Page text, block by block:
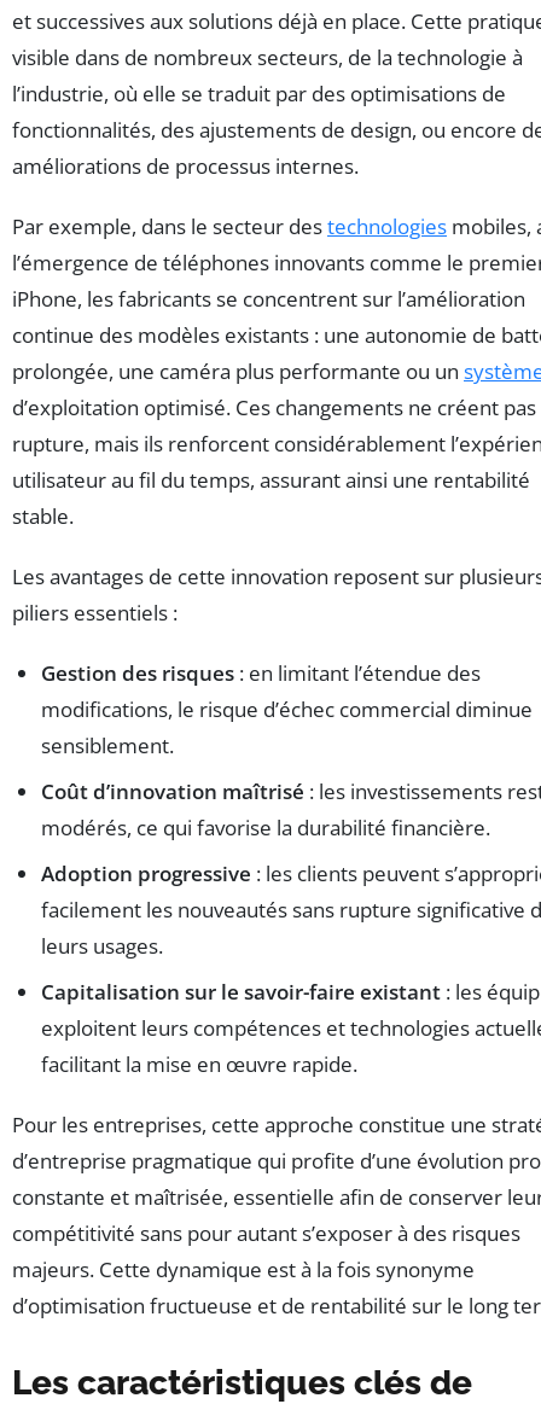
et successives aux solutions déjà en place. Cette
visible dans de nombreux secteurs, de la technologie à
l’industrie, où elle se traduit par des optimisations de
fonctionnalités, des ajustements de design, ou encore
améliorations de processus internes.
Par exemple, dans le secteur destechnologies mobiles,
l’émergence de téléphones innovants comme le
iPhone, les fabricants se concentrent sur l’amélioration
continue des modèles existants : une autonomie de
prolongée, une caméra plus performante ou un
d’exploitation optimisé. Ces changements ne créent
rupture, mais ils renforcent considérablement
utilisateur au fil du temps, assurant ainsi une rentabilité
stable.
Les avantages de cette innovation reposent sur
piliers essentiels :
Gestion des risques : en limitant l’étendue des
modifications, le risque d’échec commercial diminue
sensiblement.
Coût d’innovation maîtrisé : les investissements
modérés, ce qui favorise la durabilité financière.
Adoption progressive : les clients peuvent
facilement les nouveautés sans rupture significative
leurs usages.
Capitalisation sur le savoir-faire existant : les
exploitent leurs compétences et technologies
facilitant la mise en œuvre rapide.
Pour les entreprises, cette approche constitue une
d’entreprise pragmatique qui profite d’une évolution
constante et maîtrisée, essentielle afin de conserver
compétitivité sans pour autant s’exposer à des risques
majeurs. Cette dynamique est à la fois synonyme
d’optimisation fructueuse et de rentabilité sur le long
Les caractéristiques clés de